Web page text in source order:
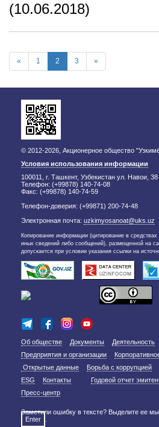
(10.06.2018)
« 1 2 3 »
© 2012-2026, Акционерное общество
Условия использования информации
100011, г. Ташкент, Узбекистан ул. Навои, 38
Телефон: (+99878) 140-74-08
Факс: (+99878) 140-74-59
Телефон-доверия: (+99871) 200-74-48
Электронная почта: uzkimyosanoat@uks.uz
Копирование информации (цитирование в
иных сведений либо сообщений), размещенной на
допускается при условии указания ссылки на
Об обществе Документы Деятельность
Предприятия и организации
Открытые данные
Борьба с коррупцией
ESG
Контакты
Годовой отчет
Пресс-центр
Заметили ошибку в тексте? Выделите ее
Enter